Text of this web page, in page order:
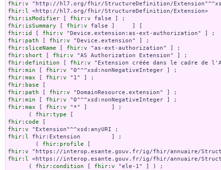
fhir:v
fhir:l
fhir:isModifier [ fhir:v
fhir:isSummary [ fhir:v
fhir:id
[ fhir:v
fhir:path [ fhir:v
fhir:sliceName [ fhir:v
fhir:short [ fhir:v
fhir:definition [ fhir:v
fhir:min [ fhir:v
fhir:max [ fhir:v
fhir:base
fhir:path [ fhir:v
fhir:min [ fhir:v
fhir:max [ fhir:v "*" ]       ] ;
      (
fhir:type
fhir:code
fhir:v
fhir:l fhir:Extension         ] ;
        (
fhir:profile
fhir:v
fhir:l <https://interop.esante.gouv.fr/ig/fhir/annuaire/
      (
fhir:condition [ fhir:v "ele-1" ] ) ;